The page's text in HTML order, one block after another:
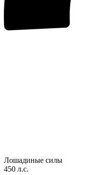
Лошадиные силы
450 л.с.